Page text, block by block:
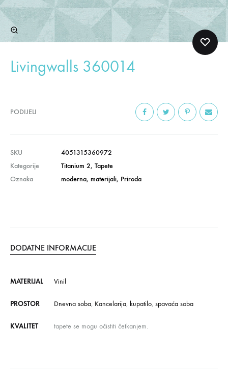
Livingwalls 360014
PODIJELI
SKU
4051315360972
Kategorije
Titanium 2, Tapete
Oznaka
moderna, materijali, Priroda
DODATNE INFORMACIJE
MATERIJAL Vinil
PROSTOR Dnevna soba, Kancelarija, kupatilo, spavaća soba
KVALITET tapete se mogu očistiti četkanjem.